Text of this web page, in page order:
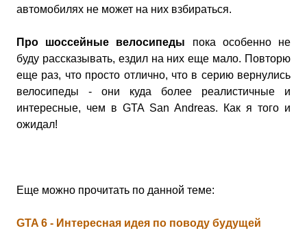
автомобилях не может на них взбираться.
Про шоссейные велосипеды пока особенно не
буду рассказывать, ездил на них еще мало. Повторю
еще раз, что просто отлично, что в серию вернулись
велосипеды - они куда более реалистичные и
интересные, чем в GTA San Andreas. Как я того и
ожидал!
Еще можно прочитать по данной теме:
GTA 6 - Интересная идея по поводу будущей